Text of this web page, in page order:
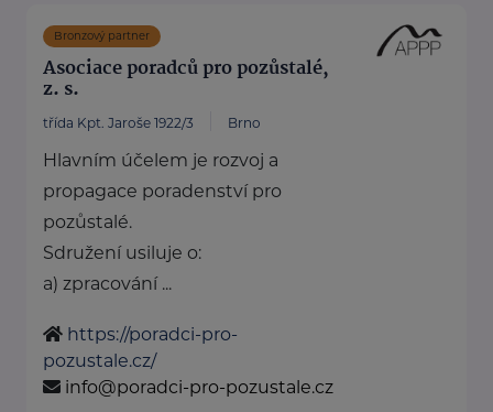
Bronzový partner
Asociace poradců pro pozůstalé,
z. s.
třída Kpt. Jaroše 1922/3 Brno
Hlavním účelem je rozvoj a
propagace poradenství pro
pozůstalé.
Sdružení usiluje o:
a) zpracování ...
https://poradci-pro-
pozustale.cz/
info@poradci-pro-pozustale.cz